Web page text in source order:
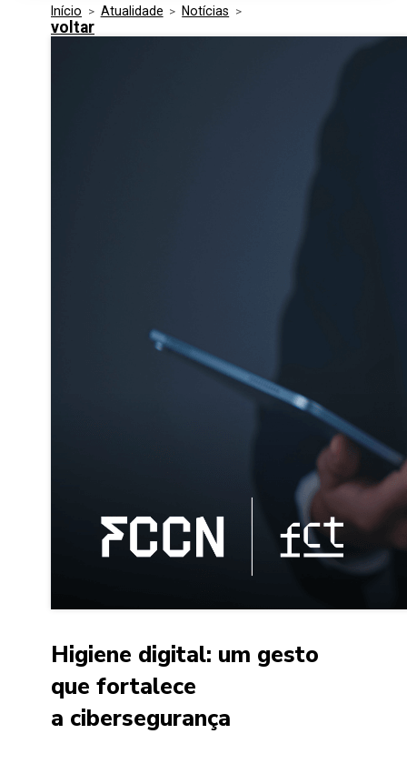
Segurança
Media Kit
Eventos
Início > Atualidade > Notícias >
voltar
Higiene digital: um gesto
que fortalece
a cibersegurança